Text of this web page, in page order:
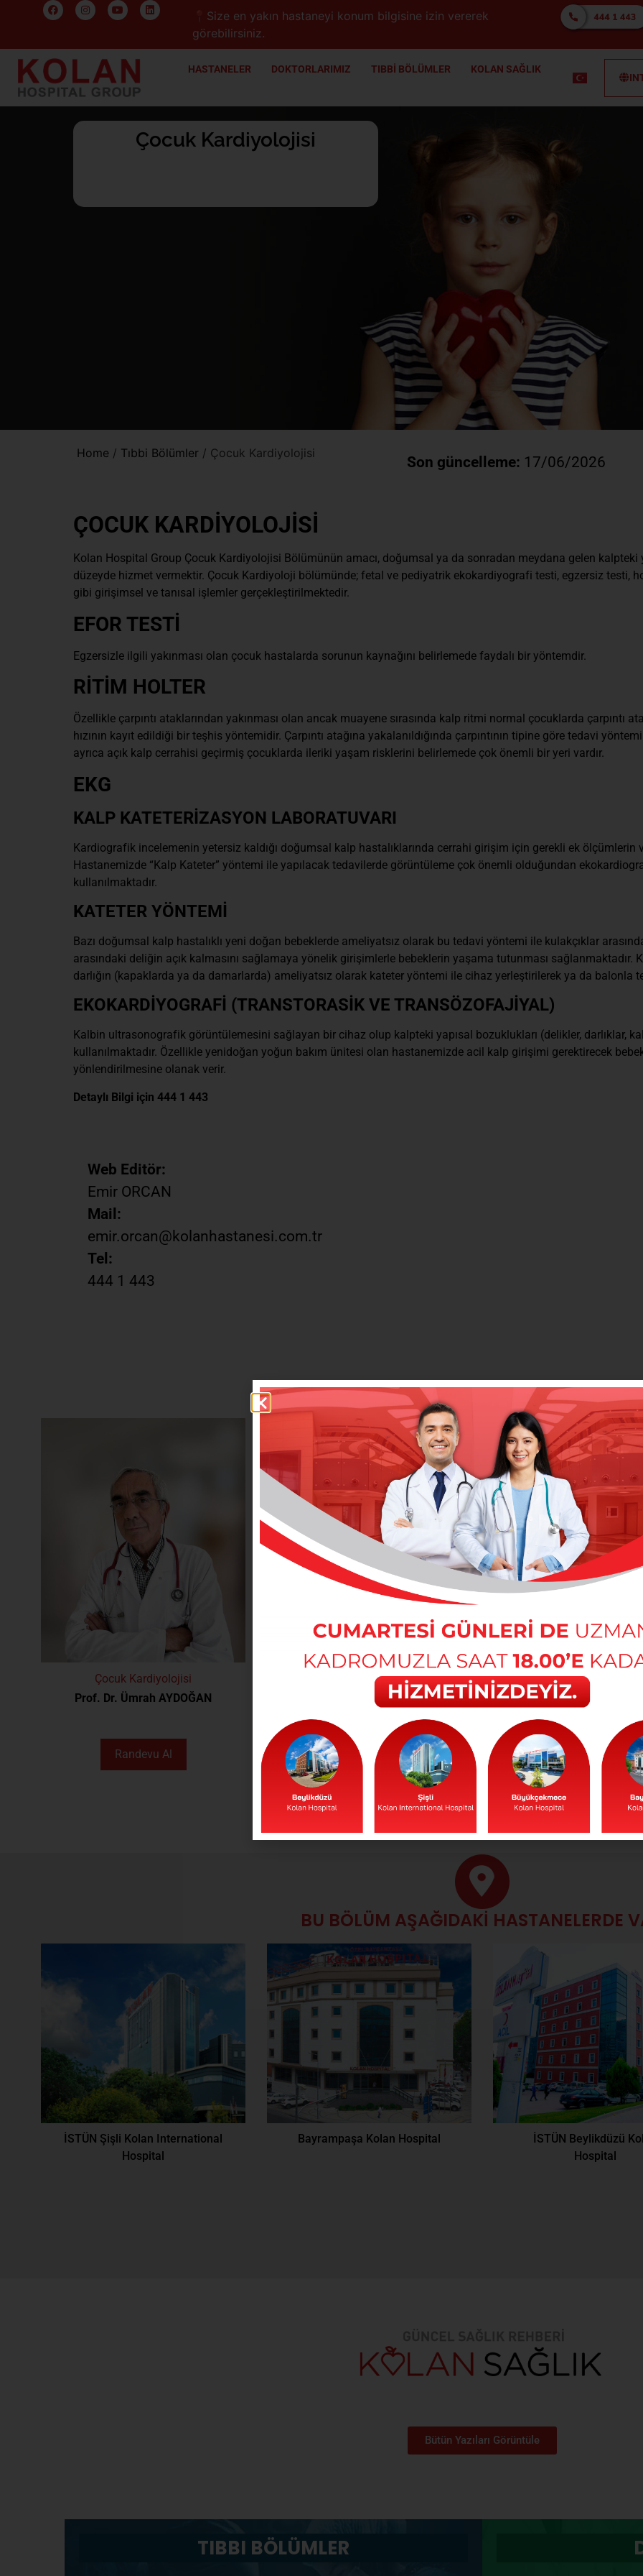
📍Size en yakın hastaneyi konum bilgisine izin vererek
görebilirsiniz.
HASTANELER DOKTORLARIMIZ TIBBİ BÖLÜMLER KOLAN SAĞLIK
Çocuk Kardiyolojisi
Home/ Tıbbi Bölümler/ Çocuk Kardiyolojisi
Son güncelleme: 17/06/2026
ÇOCUK KARDİYOLOJİSİ
Kolan Hospital Group Çocuk Kardiyolojisi Bölümünün amacı, doğumsal ya da sonradan meydana gelen
düzeyde hizmet vermektir. Çocuk Kardiyoloji bölümünde; fetal ve pediyatrik ekokardiyografi testi, egzersiz testi,
gibi girişimsel ve tanısal işlemler gerçekleştirilmektedir.
EFOR TESTİ
Egzersizle ilgili yakınması olan çocuk hastalarda sorunun kaynağını belirlemede faydalı bir yöntemdir.
RİTİM HOLTER
Özellikle çarpıntı ataklarından yakınması olan ancak muayene sırasında kalp ritmi normal çocuklarda çarpıntı
hızının kayıt edildiği bir teşhis yöntemidir. Çarpıntı atağına yakalanıldığında çarpıntının tipine göre tedavi
ayrıca açık kalp cerrahisi geçirmiş çocuklarda ileriki yaşam risklerini belirlemede çok önemli bir yeri vardır.
EKG
KALP KATETERİZASYON LABORATUVARI
Kardiografik incelemenin yetersiz kaldığı doğumsal kalp hastalıklarında cerrahi girişim için gerekli ek ölçümlerin
Hastanemizde “Kalp Kateter” yöntemi ile yapılacak tedavilerde görüntüleme çok önemli olduğundan
kullanılmaktadır.
KATETER YÖNTEMİ
Bazı doğumsal kalp hastalıklı yeni doğan bebeklerde ameliyatsız olarak bu tedavi yöntemi ile kulakçıklar
arasındaki deliğin açık kalmasını sağlamaya yönelik girişimlerle bebeklerin yaşama tutunması sağlanmaktadır.
darlığın (kapaklarda ya da damarlarda) ameliyatsız olarak kateter yöntemi ile cihaz yerleştirilerek ya da balonla
EKOKARDİYOGRAFİ (TRANSTORASİK VE TRANSÖZOFAJİYAL)
Kalbin ultrasonografik görüntülemesini sağlayan bir cihaz olup kalpteki yapısal bozuklukları (delikler, darlıklar,
kullanılmaktadır. Özellikle yenidoğan yoğun bakım ünitesi olan hastanemizde acil kalp girişimi gerektirecek
yönlendirilmesine olanak verir.
Detaylı Bilgi için 444 1 443
Web Editör:
Emir ORCAN
Mail:
emir.orcan@kolanhastanesi.com.tr
Tel:
444 1 443
Çocuk Kardiyolojisi Doktorları
Çocuk Kardiyolojisi
Prof. Dr. Ümrah AYDOĞAN
Randevu Al
BU BÖLÜM AŞAĞIDAKİ HASTANELERDE
İSTÜN Şişli Kolan International
Hospital
Bayrampaşa Kolan Hospital
İSTÜN Beylikdüzü
Hospital
Bütün Yazıları Görüntüle
TIBBI BÖLÜMLER